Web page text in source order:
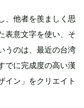
、他者を羨ましく思
表意文字を使い、そ
うのは、最近の台湾
でに完成度の高い漢
イン」をクリエイト